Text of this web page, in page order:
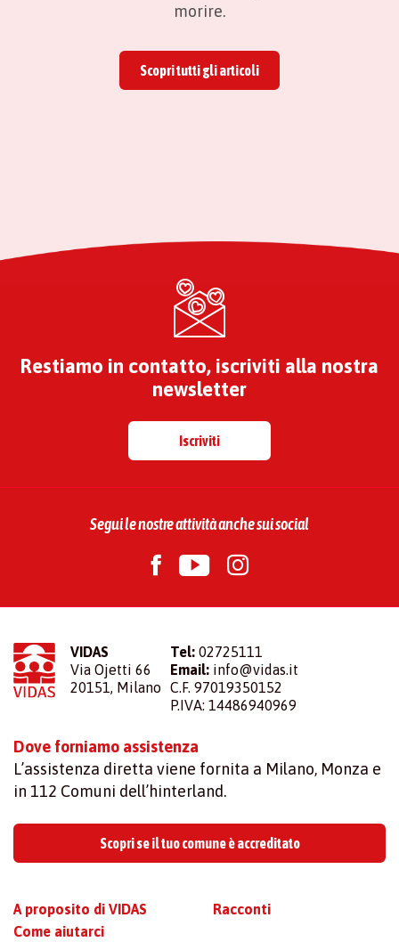
morire.
Scopri tutti gli articoli
Restiamo in contatto, iscriviti alla nostra
newsletter
Iscriviti
Segui le nostre attività anche sui social
VIDAS
Via Ojetti 66
20151, Milano
Tel: 02725111
Email: info@vidas.it
C.F. 97019350152
P.IVA: 14486940969
Dove forniamo assistenza
L’assistenza diretta viene fornita a Milano, Monza e
in 112 Comuni dell’hinterland.
Scopri se il tuo comune è accreditato
A proposito di VIDAS
Come aiutarci
Racconti